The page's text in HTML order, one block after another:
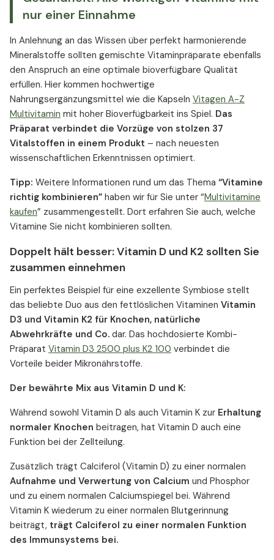
nur einer Einnahme
In Anlehnung an das Wissen über perfekt harmonierende
Mineralstoffe sollten gemischte Vitaminpräparate ebenfalls
den Anspruch an eine optimale bioverfügbare Qualität
erfüllen. Hier kommen hochwertige
Nahrungsergänzungsmittel wie die Kapseln Vitagen A-Z
Multivitamin mit hoher Bioverfügbarkeit ins Spiel. Das
Präparat verbindet die Vorzüge von stolzen 37
Vitalstoffen in einem Produkt – nach neuesten
wissenschaftlichen Erkenntnissen optimiert.
Tipp: Weitere Informationen rund um das Thema “Vitamine
richtig kombinieren” haben wir für Sie unter “Multivitamine
kaufen” zusammengestellt. Dort erfahren Sie auch, welche
Vitamine Sie nicht kombinieren sollten.
Doppelt hält besser: Vitamin D und K2 sollten Sie
zusammen einnehmen
Ein perfektes Beispiel für eine exzellente Symbiose stellt
das beliebte Duo aus den fettlöslichen Vitaminen Vitamin
D3 und Vitamin K2 für Knochen, natürliche
Abwehrkräfte und Co. dar. Das hochdosierte Kombi-
Präparat Vitamin D3 2500 plus K2 100 verbindet die
Vorteile beider Mikronährstoffe.
Der bewährte Mix aus Vitamin D und K:
Während sowohl Vitamin D als auch Vitamin K zur Erhaltung
normaler Knochen beitragen, hat Vitamin D auch eine
Funktion bei der Zellteilung.
Zusätzlich trägt Calciferol (Vitamin D) zu einer normalen
Aufnahme und Verwertung von Calcium und Phosphor
und zu einem normalen Calciumspiegel bei. Während
Vitamin K wiederum zu einer normalen Blutgerinnung
beiträgt, trägt Calciferol zu einer normalen Funktion
des Immunsystems bei.